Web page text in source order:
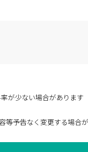
が少ない場合があります
予告なく変更する場合が